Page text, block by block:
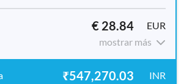
€ 28.84
EUR
mostrar más
₹547,270.03 INR